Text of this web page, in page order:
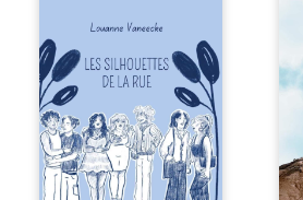
la rue donne la
parole à six
personnages
ordinaires,
traversés par des
pensées, des
émotions et des
silences qui
pourraient